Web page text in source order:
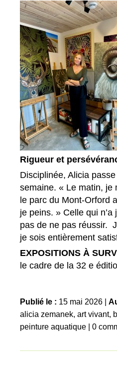
Rigueur et
Disciplinée, Alicia
semaine. « Le matin, je
le parc du Mont-Orford
je peins. » Celle qui
pas de ne pas réussir.
je sois entièrement
EXPOSITIONS À
le cadre de la 32 e
Publié le : 15 mai 2026 |
alicia zemanek, art vivant,
peinture aquatique | 0